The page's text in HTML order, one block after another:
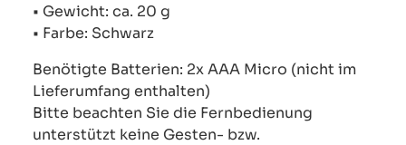
• Gewicht: ca. 20 g
• Farbe: Schwarz
Benötigte Batterien: 2x AAA Micro (nicht im
Lieferumfang enthalten)
Bitte beachten Sie die Fernbedienung
unterstützt keine Gesten- bzw.